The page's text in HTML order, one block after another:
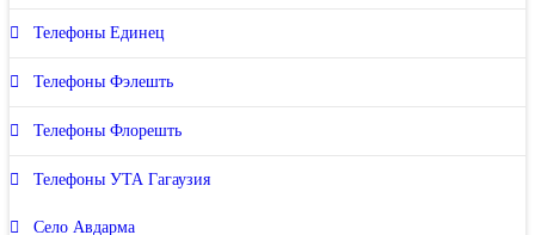
Телефоны Единец
Телефоны Фэлешть
Телефоны Флорешть
Телефоны УТА Гагаузия
Село Авдарма